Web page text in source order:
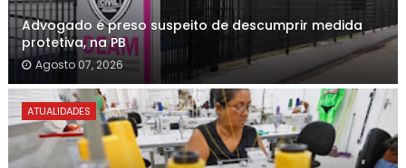
Advogado é preso suspeito de descumprir medida
protetiva, na PB
Agosto 07, 2026
ATUALIDADES